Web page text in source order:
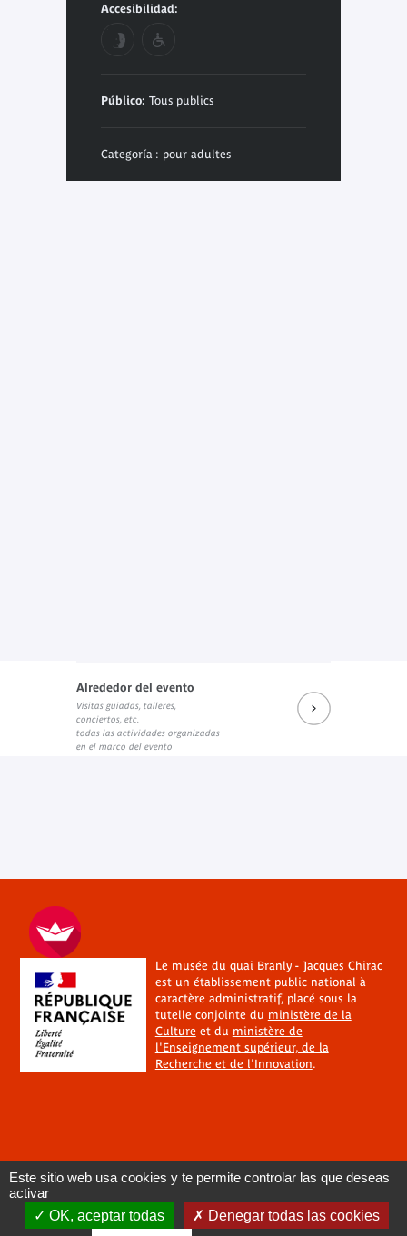
Accesibilidad:
Público: Tous publics
Categoría : pour adultes
Alrededor del evento
Visitas guiadas, talleres,
conciertos, etc.
todas las actividades organizadas
en el marco del evento
Le musée du quai Branly - Jacques Chirac
est un établissement public national à
caractère administratif, placé sous la
tutelle conjointe du ministère de la
Cultureet du ministère de
l'Enseignement supérieur, de la
Recherche et de l'Innovation.
Este sitio web usa cookies y te permite controlar las que deseas
activar
OK, aceptar todas
Denegar todas las cookies